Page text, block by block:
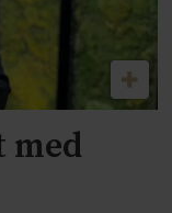
med